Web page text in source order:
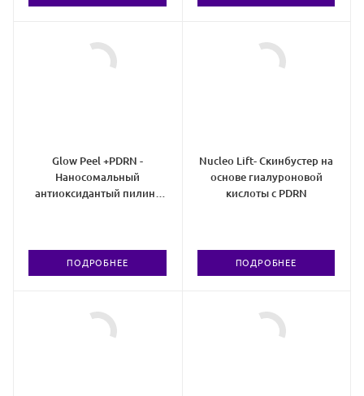
Glow Peel +PDRN -
Наносомальный
антиоксидантый пилинг
ПОДРОБНЕЕ
Nucleo Lift- Скинбустер на
основе гиалуроновой
кислоты с PDRN
ПОДРОБНЕЕ